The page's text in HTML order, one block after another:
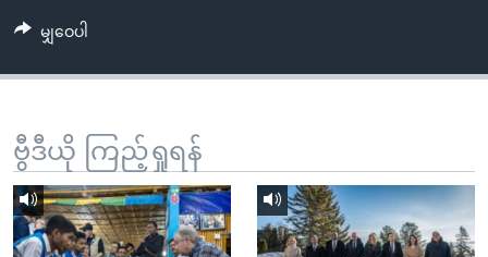
ရှာဖွေ
နေရာ
သို့
ကျော်
ရန်
မျှဝေပါ
ဗွီဒီယို ကြည့်ရှုရန်